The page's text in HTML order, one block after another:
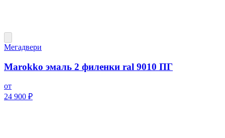
Мегадвери
Marokko эмаль 2 филенки ral 9010 ПГ
от
24 900 ₽